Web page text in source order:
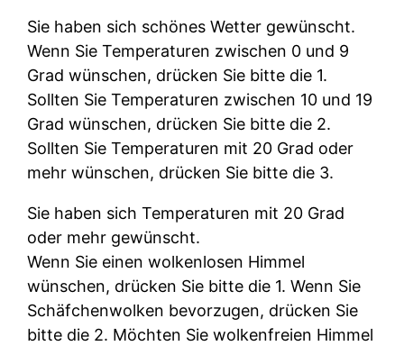
Sie haben sich schönes Wetter gewünscht.
Wenn Sie Temperaturen zwischen 0 und 9
Grad wünschen, drücken Sie bitte die 1.
Sollten Sie Temperaturen zwischen 10 und 19
Grad wünschen, drücken Sie bitte die 2.
Sollten Sie Temperaturen mit 20 Grad oder
mehr wünschen, drücken Sie bitte die 3.
Sie haben sich Temperaturen mit 20 Grad
oder mehr gewünscht.
Wenn Sie einen wolkenlosen Himmel
wünschen, drücken Sie bitte die 1. Wenn Sie
Schäfchenwolken bevorzugen, drücken Sie
bitte die 2. Möchten Sie wolkenfreien Himmel